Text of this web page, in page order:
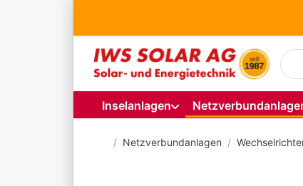
Inselanlagen
Startseite
Netzverbundanlagen